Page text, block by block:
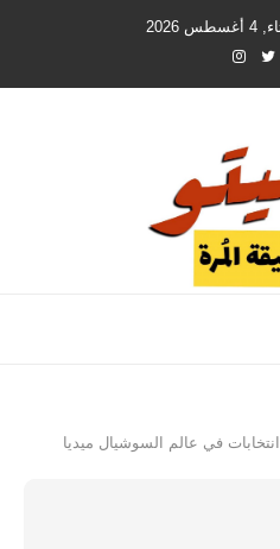
في عالم السوشيال ميديا